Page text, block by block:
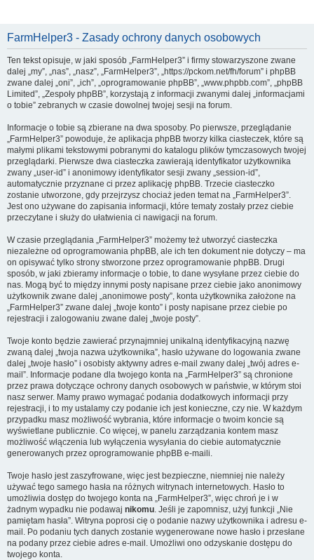
FarmHelper3 - Zasady ochrony danych osobowych
Ten tekst opisuje, w jaki sposób „FarmHelper3” i firmy stowarzyszone zwane
dalej „my”, „nas”, „nasz”, „FarmHelper3”, „https://pckom.net/fh/forum” i phpBB
zwane dalej „oni”, „ich”, „oprogramowanie phpBB”, „www.phpbb.com”, „phpBB
Limited”, „Zespoły phpBB”, korzystają z informacji zwanymi dalej „informacjami
o tobie” zebranych w czasie dowolnej twojej sesji na forum.
Informacje o tobie są zbierane na dwa sposoby. Po pierwsze, przeglądanie
„FarmHelper3” powoduje, że aplikacja phpBB tworzy kilka ciasteczek, które są
małymi plikami tekstowymi pobranymi do katalogu plików tymczasowych twojej
przeglądarki. Pierwsze dwa ciasteczka zawierają identyfikator użytkownika
zwany „user-id” i anonimowy identyfikator sesji zwany „session-id”,
automatycznie przyznane ci przez aplikację phpBB. Trzecie ciasteczko
zostanie utworzone, gdy przejrzysz chociaż jeden temat na „FarmHelper3”.
Jest ono używane do zapisania informacji, które tematy zostały przez ciebie
przeczytane i służy do ułatwienia ci nawigacji na forum.
W czasie przeglądania „FarmHelper3” możemy też utworzyć ciasteczka
niezależne od oprogramowania phpBB, ale ich ten dokument nie dotyczy – ma
on opisywać tylko strony stworzone przez oprogramowanie phpBB. Drugi
sposób, w jaki zbieramy informacje o tobie, to dane wysyłane przez ciebie do
nas. Mogą być to między innymi posty napisane przez ciebie jako anonimowy
użytkownik zwane dalej „anonimowe posty”, konta użytkownika założone na
„FarmHelper3” zwane dalej „twoje konto” i posty napisane przez ciebie po
rejestracji i zalogowaniu zwane dalej „twoje posty”.
Twoje konto będzie zawierać przynajmniej unikalną identyfikacyjną nazwę
zwaną dalej „twoja nazwa użytkownika”, hasło używane do logowania zwane
dalej „twoje hasło” i osobisty aktywny adres e-mail zwany dalej „twój adres e-
mail”. Informacje podane dla twojego konta na „FarmHelper3” są chronione
przez prawa dotyczące ochrony danych osobowych w państwie, w którym stoi
nasz serwer. Mamy prawo wymagać podania dodatkowych informacji przy
rejestracji, i to my ustalamy czy podanie ich jest konieczne, czy nie. W każdym
przypadku masz możliwość wybrania, które informacje o twoim koncie są
wyświetlane publicznie. Co więcej, w panelu zarządzania kontem masz
możliwość włączenia lub wyłączenia wysyłania do ciebie automatycznie
generowanych przez oprogramowanie phpBB e-maili.
Twoje hasło jest zaszyfrowane, więc jest bezpieczne, niemniej nie należy
używać tego samego hasła na różnych witrynach internetowych. Hasło to
umożliwia dostęp do twojego konta na „FarmHelper3”, więc chroń je i w
żadnym wypadku nie podawaj nikomu. Jeśli je zapomnisz, użyj funkcji „Nie
pamiętam hasła”. Witryna poprosi cię o podanie nazwy użytkownika i adresu e-
mail. Po podaniu tych danych zostanie wygenerowane nowe hasło i przesłane
na podany przez ciebie adres e-mail. Umożliwi ono odzyskanie dostępu do
twojego konta.